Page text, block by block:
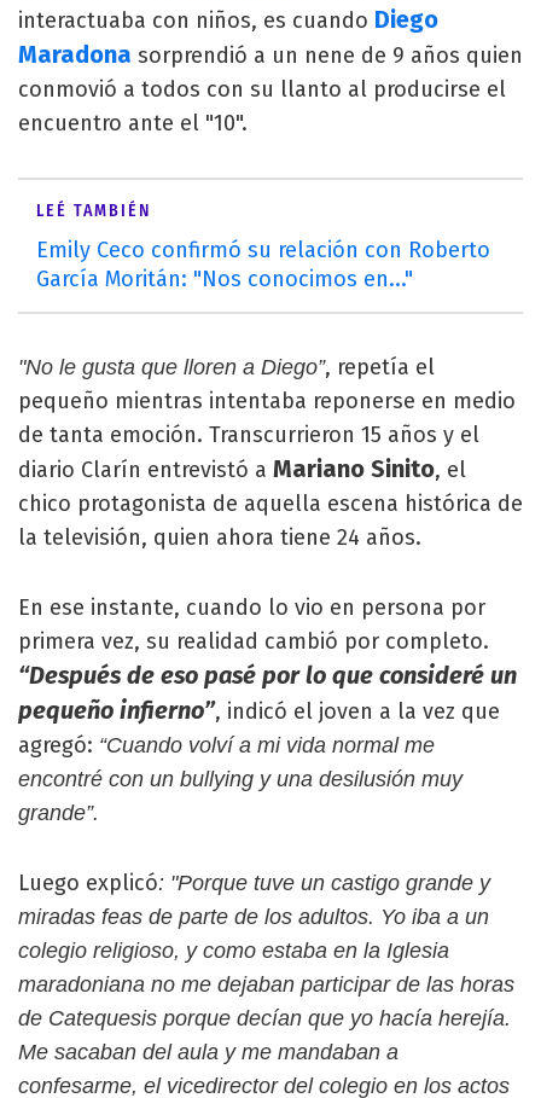
interactuaba con niños, es cuando Diego
Maradona sorprendió a un nene de 9 años quien
conmovió a todos con su llanto al producirse el
encuentro ante el "10".
LEÉ TAMBIÉN
Emily Ceco confirmó su relación con Roberto
García Moritán: "Nos conocimos en..."
"No le gusta que lloren a Diego”, repetía el
pequeño mientras intentaba reponerse en medio
de tanta emoción. Transcurrieron 15 años y el
diario Clarín entrevistó a Mariano Sinito, el
chico protagonista de aquella escena histórica de
la televisión, quien ahora tiene 24 años.
En ese instante, cuando lo vio en persona por
primera vez, su realidad cambió por completo.
“Después de eso pasé por lo que consideré un
pequeño infierno”, indicó el joven a la vez que
agregó: “Cuando volví a mi vida normal me
encontré con un bullying y una desilusión muy
grande”.
Luego explicó: "Porque tuve un castigo grande y
miradas feas de parte de los adultos. Yo iba a un
colegio religioso, y como estaba en la Iglesia
maradoniana no me dejaban participar de las horas
de Catequesis porque decían que yo hacía herejía.
Me sacaban del aula y me mandaban a
confesarme, el vicedirector del colegio en los actos